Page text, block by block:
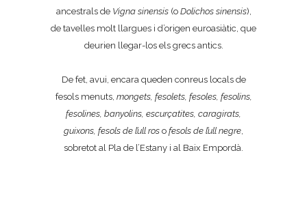
ancestrals de Vigna sinensis(o Dolichos sinensis),
de tavelles molt llargues i d’origen euroasiàtic, que
deurien llegar-los els grecs antics.
De fet, avui, encara queden conreus locals de
fesols menuts, mongets, fesolets, fesoles, fesolins,
fesolines, banyolins, escurçatites, caragirats,
guixons, fesols de l’ull ros o fesols de l’ull negre,
sobretot al Pla de l’Estany i al Baix Empordà.